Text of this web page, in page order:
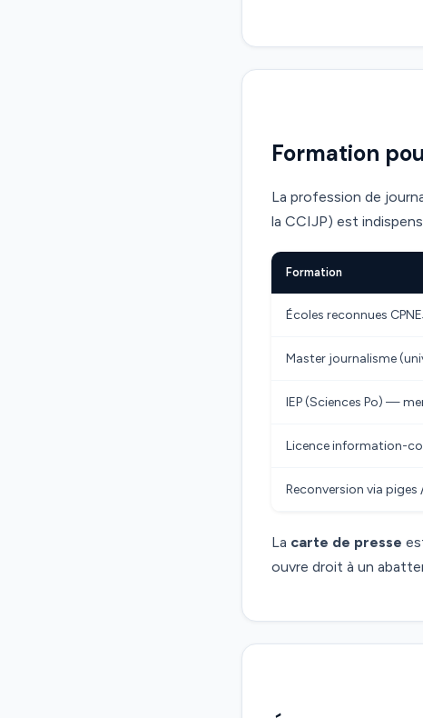
Formation
La profession de
la CCIJP) est
Formation
Écoles reconnues
Master journalisme
IEP (Sciences Po) —
Licence information-
Reconversion via piges
La carte de presse
ouvre droit à un